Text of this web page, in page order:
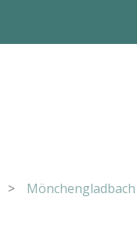
> Mönchengladbach